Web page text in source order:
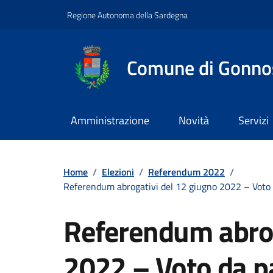
Regione Autonoma della Sardegna
Comune di
Amministrazione Novità Servizi
Home / Elezioni / Referendum 2022 /
Referendum abrogativi del 12 giugno 2022 –
Referendum